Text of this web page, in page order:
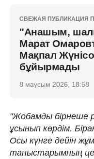
СВЕЖАЯ ПУБЛИКАЦИЯ
"Анашым,
Марат
Мақпал
бұйырмады
8 маусым 2026, 18:58
"Жобамды бірнеше
ұсынып көрдім.
Осы күнге дейін
таныстарымның